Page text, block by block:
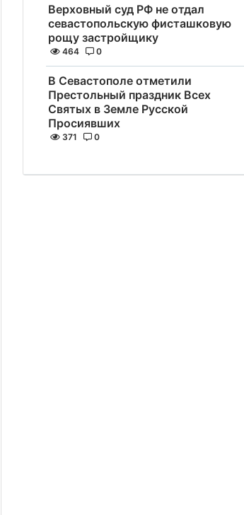
Верховный суд РФ не отдал
севастопольскую фисташковую
рощу застройщику
464 0
В Севастополе отметили
Престольный праздник Всех
Святых в Земле Русской
Просиявших
371 0